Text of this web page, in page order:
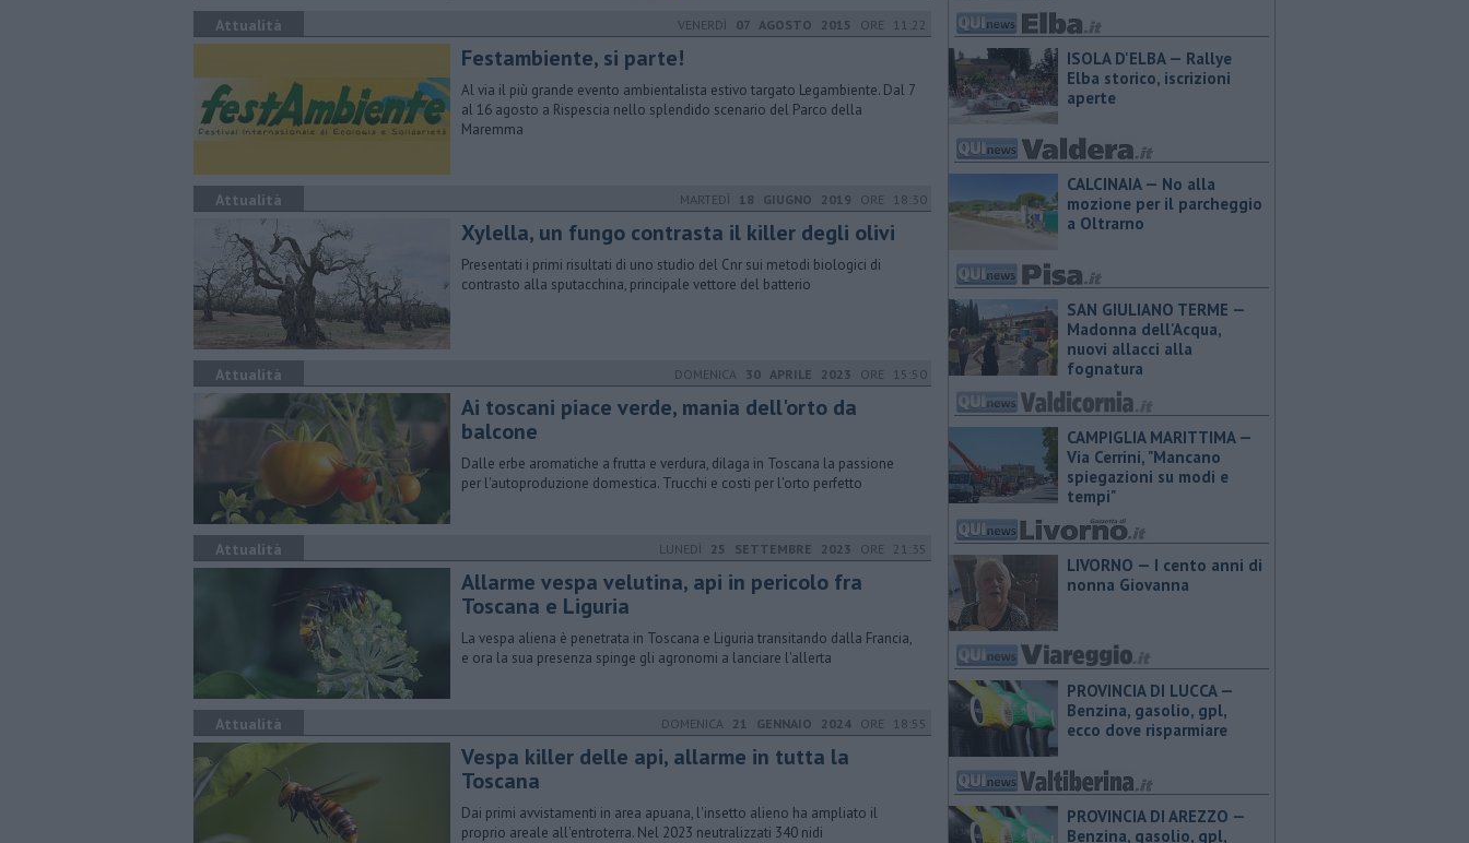
Attualità VENERDÌ 07 AGOSTO 2015 ORE 11:22
Festambiente, si parte!
Al via il più grande evento ambientalista estivo targato Legambiente. Dal 7
al 16 agosto a Rispescia nello splendido scenario del Parco della
Maremma
Attualità MARTEDÌ 18 GIUGNO 2019 ORE 18:30
Xylella, un fungo contrasta il killer degli olivi
Presentati i primi risultati di uno studio del Cnr sui metodi biologici di
contrasto alla sputacchina, principale vettore del batterio
Attualità DOMENICA 30 APRILE 2023 ORE 15:50
Ai toscani piace verde, mania dell'orto da
balcone
Dalle erbe aromatiche a frutta e verdura, dilaga in Toscana la passione
per l'autoproduzione domestica. Trucchi e costi per l'orto perfetto
Attualità LUNEDÌ 25 SETTEMBRE 2023 ORE 21:35
Allarme vespa velutina, api in pericolo fra
Toscana e Liguria
La vespa aliena è penetrata in Toscana e Liguria transitando dalla Francia,
e ora la sua presenza spinge gli agronomi a lanciare l'allerta
Attualità DOMENICA 21 GENNAIO 2024 ORE 18:55
Vespa killer delle api, allarme in tutta la
Toscana
Dai primi avvistamenti in area apuana, l'insetto alieno ha ampliato il
proprio areale all'entroterra. Nel 2023 neutralizzati 340 nidi
ISOLA D'ELBA — Rallye
Elba storico, iscrizioni
aperte
CALCINAIA — No alla
mozione per il parcheggio
a Oltrarno
SAN GIULIANO TERME —
Madonna dell'Acqua,
nuovi allacci alla
fognatura
CAMPIGLIA MARITTIMA —
Via Cerrini, "Mancano
spiegazioni su modi e
tempi"
LIVORNO — I cento anni di
nonna Giovanna
PROVINCIA DI LUCCA — ​
Benzina, gasolio, gpl,
ecco dove risparmiare
PROVINCIA DI AREZZO — ​
Benzina, gasolio, gpl,